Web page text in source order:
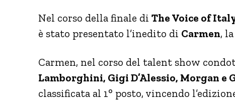
Nel corso della finale di The Voice of
è stato presentato l’inedito di Carmen,
Carmen, nel corso del talent show
Lamborghini, Gigi D’Alessio, Morgan e
classificata al 1° posto, vincendo